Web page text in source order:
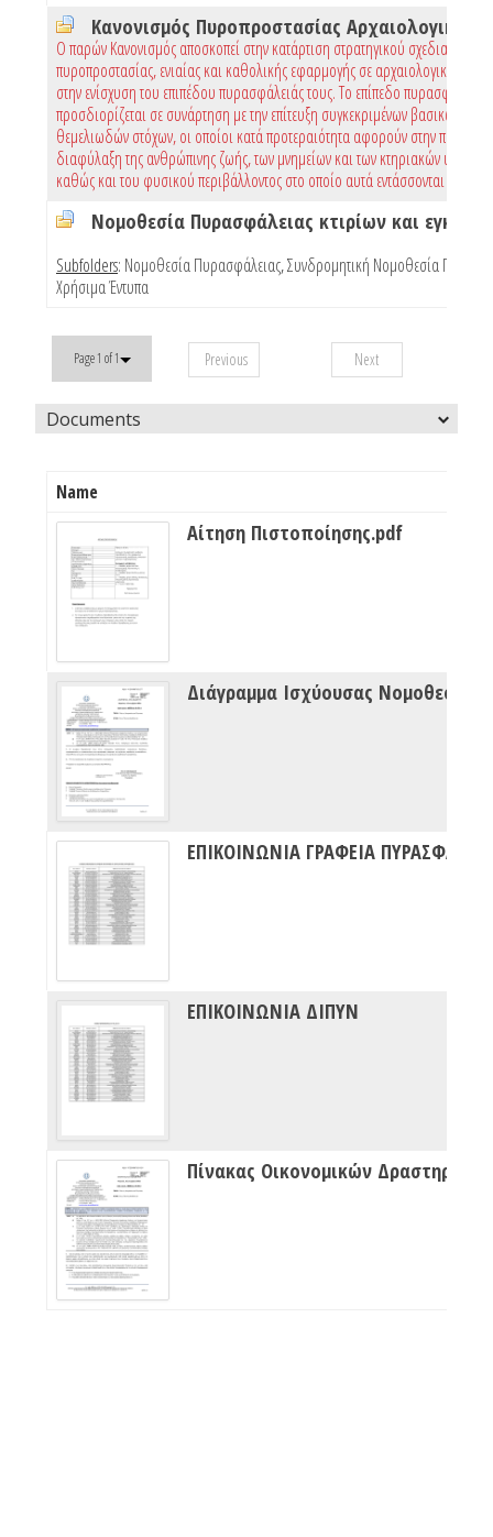
Ο παρών Κανονισμός αποσκοπεί στην κατάρτιση στρατηγικού σχεδιασμού
πυροπροστασίας, ενιαίας και καθολικής εφαρμογής σε αρχαιολογικούς
στην ενίσχυση του επιπέδου πυρασφάλειάς τους. Το επίπεδο πυρασφάλειας
προσδιορίζεται σε συνάρτηση με την επίτευξη συγκεκριμένων βασικών και
θεμελιωδών στόχων, οι οποίοι κατά προτεραιότητα αφορούν στην
διαφύλαξη της ανθρώπινης ζωής, των μνημείων και των κτηριακών
καθώς και του φυσικού περιβάλλοντος στο οποίο αυτά εντάσσονται
Subfolders: Νομοθεσία Πυρασφάλειας,Συνδρομητική Νομοθεσία
Χρήσιμα Έντυπα
Page 1 of 1 Previous Next
Documents
Name
Αίτηση Πιστοποίησης.pdf
ΕΠΙΚΟΙΝΩΝΙΑ ΔΙΠΥΝ